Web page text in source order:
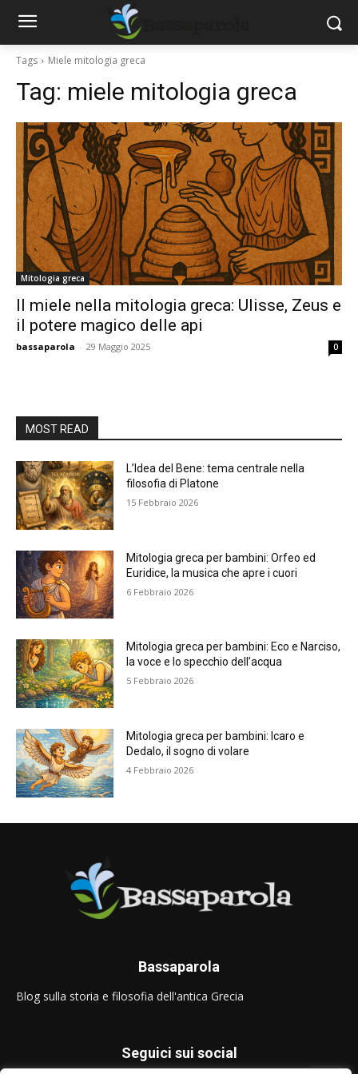
Tags Miele mitologia greca
Tag: miele mitologia greca
Mitologia greca
Il miele nella mitologia greca: Ulisse, Zeus e
il potere magico delle api
bassaparola - 29 Maggio 2025 0
MOST READ
L’Idea del Bene: tema centrale nella
filosofia di Platone
15 Febbraio 2026
Mitologia greca per bambini: Orfeo ed
Euridice, la musica che apre i cuori
6 Febbraio 2026
Mitologia greca per bambini: Eco e Narciso,
la voce e lo specchio dell’acqua
5 Febbraio 2026
Mitologia greca per bambini: Icaro e
Dedalo, il sogno di volare
4 Febbraio 2026
Bassaparola
Blog sulla storia e filosofia dell'antica Grecia
Seguici sui social